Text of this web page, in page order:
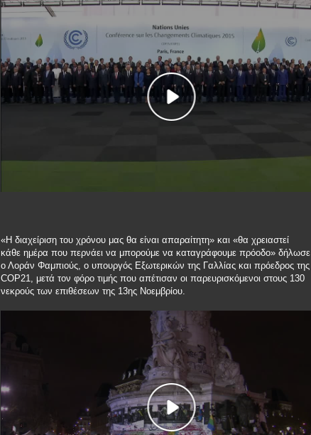
«Η διαχείριση του χρόνου μας θα είναι απαραίτητη» και «θα χρειαστεί
κάθε ημέρα που περνάει να μπορούμε να καταγράφουμε πρόοδο» δήλωσε
ο Λοράν Φαμπιούς, ο υπουργός Εξωτερικών της Γαλλίας και πρόεδρος της
COP21, μετά τον φόρο τιμής που απέτισαν οι παρευρισκόμενοι στους 130
νεκρούς των επιθέσεων της 13ης Νοεμβρίου.